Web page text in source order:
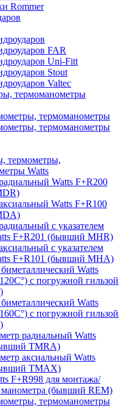
Rommer
FAR
Uni-Fitt
Stout
Valtec
термоманометры
термоманометры
термоманометры
термометры,
Watts
Watts F+R200
Watts F+R100
с указателем
F+R201 (бывший MHR)
с указателем
F+R101 (бывший MHA)
Watts
с погружной гильзой
Watts
с погружной гильзой
радиальный Watts
TMRA)
аксиальный Watts
TMAX)
F+R998 для монтажа/
манометра (бывший REM)
термоманометры